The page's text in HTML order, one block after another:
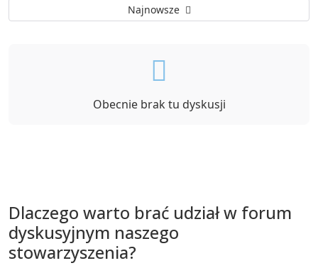
Najnowsze
Obecnie brak tu dyskusji
Dlaczego warto brać udział w forum
dyskusyjnym naszego
stowarzyszenia?